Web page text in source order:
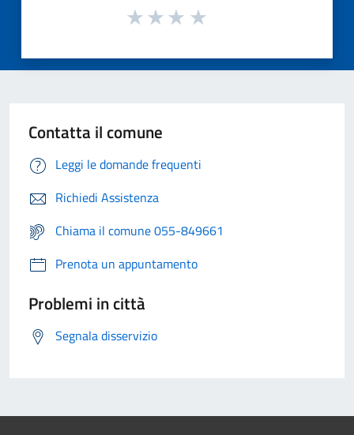
Contatta il comune
Leggi le domande frequenti
Richiedi Assistenza
Chiama il comune 055-849661
Prenota un appuntamento
Problemi in città
Segnala disservizio